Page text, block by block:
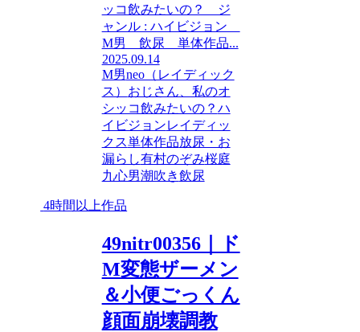
ッコ飲みたいの？ ジ
ャンル : ハイビジョン
M男 飲尿 単体作品...
2025.09.14
M男neo（レイディック
ス） おじさん、私のオ
シッコ飲みたいの？ ハ
イビジョンレイディッ
クス単体作品放尿・お
漏らし有村のぞみ桜庭
九心男潮吹き飲尿
4時間以上作品
49nitr00356｜ド
M変態ザーメン
＆小便ごっくん
顔面崩壊調教